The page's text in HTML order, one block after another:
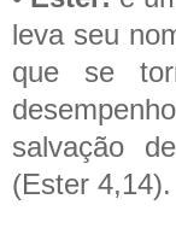
leva seu
que se
salvação
(Ester 4,14).